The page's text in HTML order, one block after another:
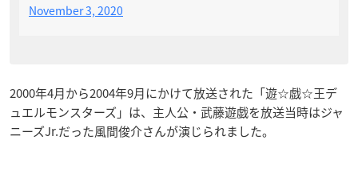
November 3, 2020
2000年4月から2004年9月にかけて放送された「遊☆戯☆王デ
ュエルモンスターズ」は、主人公・武藤遊戯を放送当時はジャ
ニーズJr.だった風間俊介さんが演じられました。